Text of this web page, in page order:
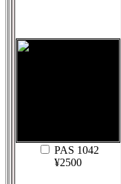
PAS 1042
¥2500